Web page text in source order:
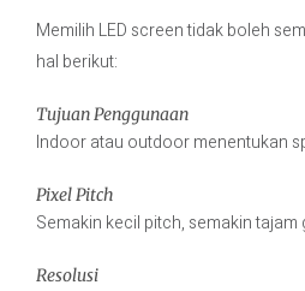
Memilih LED screen tidak boleh
hal berikut:
Tujuan Penggunaan
Indoor atau outdoor menentukan
Pixel Pitch
Semakin kecil pitch, semakin tajam
Resolusi